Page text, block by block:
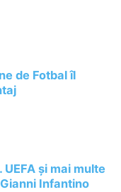
de Fotbal îl
și mai multe
Infantino